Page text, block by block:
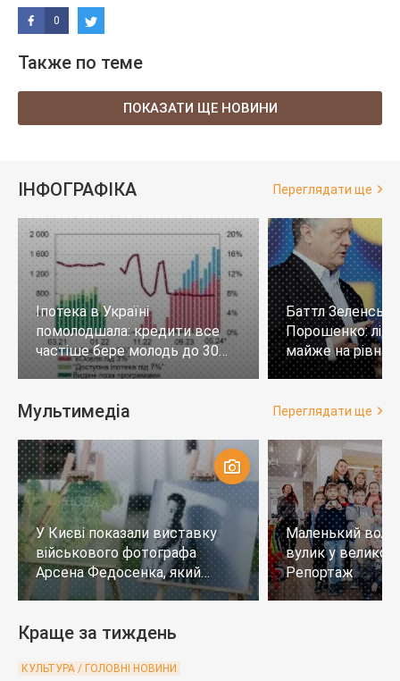
0
Также по теме
ПОКАЗАТИ ЩЕ НОВИНИ
ІНФОГРАФІКА Переглядати ще
Іпотека в Україні
помолодшала: кредити все
частіше бере молодь до 30
років
Баттл
Порошенко:
майже на
тих, хто не
Мультимедіа Переглядати ще
У Києві показали виставку
військового фотографа
Арсена Федосенка, який
загинув на війні
Маленький
вулик у
Репортаж
Краще за тиждень
КУЛЬТУРА / ГОЛОВНІ НОВИНИ